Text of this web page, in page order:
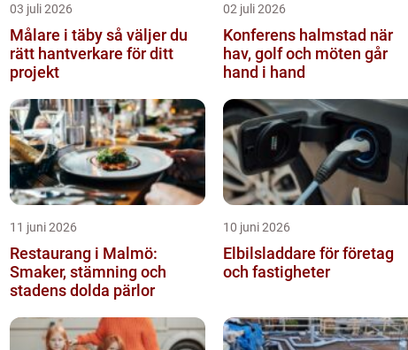
03 juli 2026
Målare i täby så väljer du
rätt hantverkare för ditt
projekt
02 juli 2026
Konferens halmstad när
hav, golf och möten går
hand i hand
11 juni 2026
Restaurang i Malmö:
Smaker, stämning och
stadens dolda pärlor
10 juni 2026
Elbilsladdare för företag
och fastigheter